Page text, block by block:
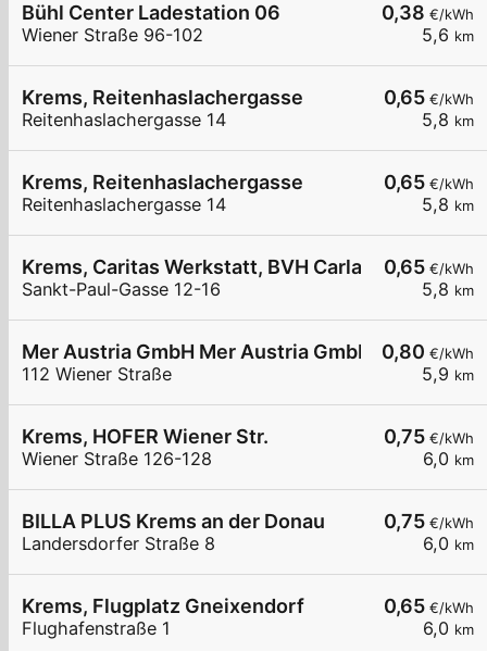
0,38 €/kWh
5,6 km
Bühl Center Ladestation 06
Wiener Straße 96-102
0,65 €/kWh
5,8 km
Krems, Reitenhaslachergasse
Reitenhaslachergasse 14
0,65 €/kWh
5,8 km
Krems, Reitenhaslachergasse
Reitenhaslachergasse 14
0,65 €/kWh
5,8 km
Krems, Caritas Werkstatt, BVH Carla
Sankt-Paul-Gasse 12-16
0,80 €/kWh
5,9 km
Mer Austria GmbH Mer Austria GmbH - Krems
112 Wiener Straße
0,75 €/kWh
6,0 km
Krems, HOFER Wiener Str.
Wiener Straße 126-128
0,75 €/kWh
6,0 km
BILLA PLUS Krems an der Donau
Landersdorfer Straße 8
0,65 €/kWh
6,0 km
Krems, Flugplatz Gneixendorf
Flughafenstraße 1